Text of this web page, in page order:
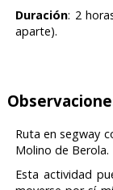
Duración: 2
aparte).
Ruta en segway
Molino de Berola.
Esta actividad